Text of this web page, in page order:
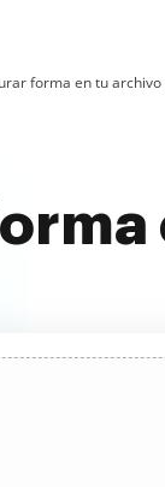
forma en tu archivo